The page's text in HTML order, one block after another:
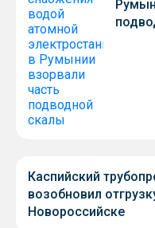
Каспийский
возобновил
Новороссийске